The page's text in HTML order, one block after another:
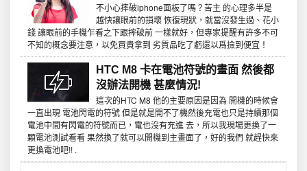
不小心摔破iphone面板了嗎？苦主 的心理多半是
越快讓眼前的損壞 恢復現狀，就當沒發生過、花小
錢 讓眼前的手機乍看之下跟摔破前 一樣就好，但專家提醒有許多不可
不知的概念要注意，以免買貴拿到 劣質品吃了虧還以爲撿到便宜！
HTC M8 卡在電池符號的畫面 然後都
沒辦法開機 甚麼情況!
這次的HTC M8 他的主要原因是因為 開機的時候會
一直出現 電池閃電的符號 但是就是開不了機然後充電也只是持續那個
電池中間有閃電的符號而已，電也沒有充進 去，所以我現場更換了一
顆電池測試看看 果然換了就可以開機到主畫面了，好的我們 就趕快來
更換電池吧!! .